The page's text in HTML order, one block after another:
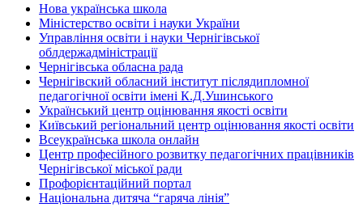
Нова українська школа
Міністерство освіти і науки України
Управління освіти і науки Чернігівської
облдержадміністрації
Чернігівська обласна рада
Чернігівский обласний інститут післядипломної
педагогічної освіти імені К.Д.Ушинського
Український центр оцінювання якості освіти
Київський регіональний центр оцінювання якості освіти
Всеукраїнська школа онлайн
Центр професійного розвитку педагогічних працівників
Чернігівської міської ради
Профорієнтаційний портал
Національна дитяча “гаряча лінія”